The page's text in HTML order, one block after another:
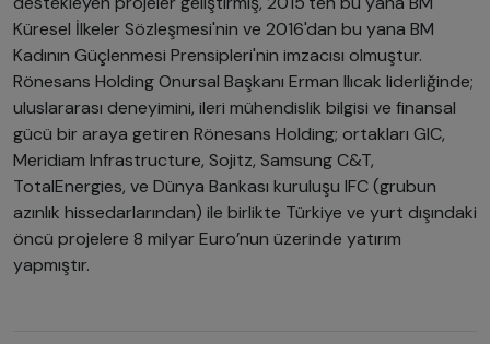
Küresel İlkeler Sözleşmesi'nin ve 2016'dan bu yana BM
Kadının Güçlenmesi Prensipleri'nin imzacısı olmuştur.
Rönesans Holding Onursal Başkanı Erman Ilıcak liderliğinde;
uluslararası deneyimini, ileri mühendislik bilgisi ve finansal
gücü bir araya getiren Rönesans Holding; ortakları GIC,
Meridiam Infrastructure, Sojitz, Samsung C&T,
TotalEnergies, ve Dünya Bankası kuruluşu IFC (grubun
azınlık hissedarlarından) ile birlikte Türkiye ve yurt dışındaki
öncü projelere 8 milyar Euro’nun üzerinde yatırım
yapmıştır.